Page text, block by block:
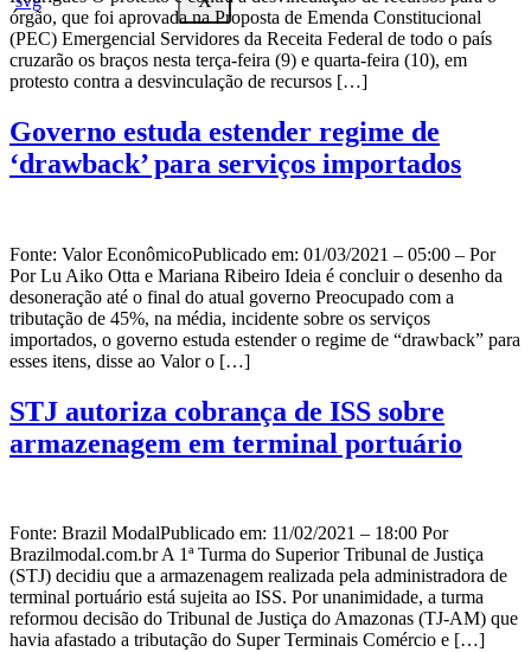
órgão, que foi aprovada na Proposta de Emenda Constitucional
(PEC) Emergencial Servidores da Receita Federal de todo o país
cruzarão os braços nesta terça-feira (9) e quarta-feira (10), em
protesto contra a desvinculação de recursos […]
Governo estuda estender regime de
‘drawback’ para serviços importados
Fonte: Valor EconômicoPublicado em: 01/03/2021 – 05:00 – Por
Por Lu Aiko Otta e Mariana Ribeiro Ideia é concluir o desenho da
desoneração até o final do atual governo Preocupado com a
tributação de 45%, na média, incidente sobre os serviços
importados, o governo estuda estender o regime de “drawback” para
esses itens, disse ao Valor o […]
STJ autoriza cobrança de ISS sobre
armazenagem em terminal portuário
Fonte: Brazil ModalPublicado em: 11/02/2021 – 18:00 Por
Brazilmodal.com.br A 1ª Turma do Superior Tribunal de Justiça
(STJ) decidiu que a armazenagem realizada pela administradora de
terminal portuário está sujeita ao ISS. Por unanimidade, a turma
reformou decisão do Tribunal de Justiça do Amazonas (TJ-AM) que
havia afastado a tributação do Super Terminais Comércio e […]